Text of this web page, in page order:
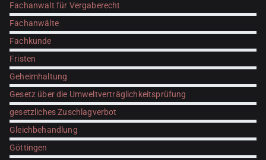
Fachanwalt für Vergaberecht
Fachanwälte
Fachkunde
Fristen
Geheimhaltung
Gesetz über die Umweltverträglichkeitsprüfung
gesetzliches Zuschlagverbot
Gleichbehandlung
Göttingen